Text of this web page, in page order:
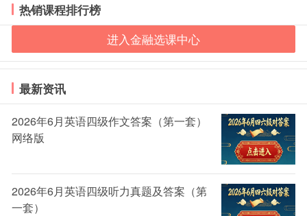
如何有效刷题：
(一)运用技巧法做题
解答组合型选择题的基本方法，它又称为“两步排除
法”，其做法是：
第一步，运用排除法缩小范围。
热销课程排行榜
进入金融选课中心
最新资讯
2026年6月英语四级作文答案（第一套）
网络版
2026年6月英语四级听力真题及答案（第
一套）